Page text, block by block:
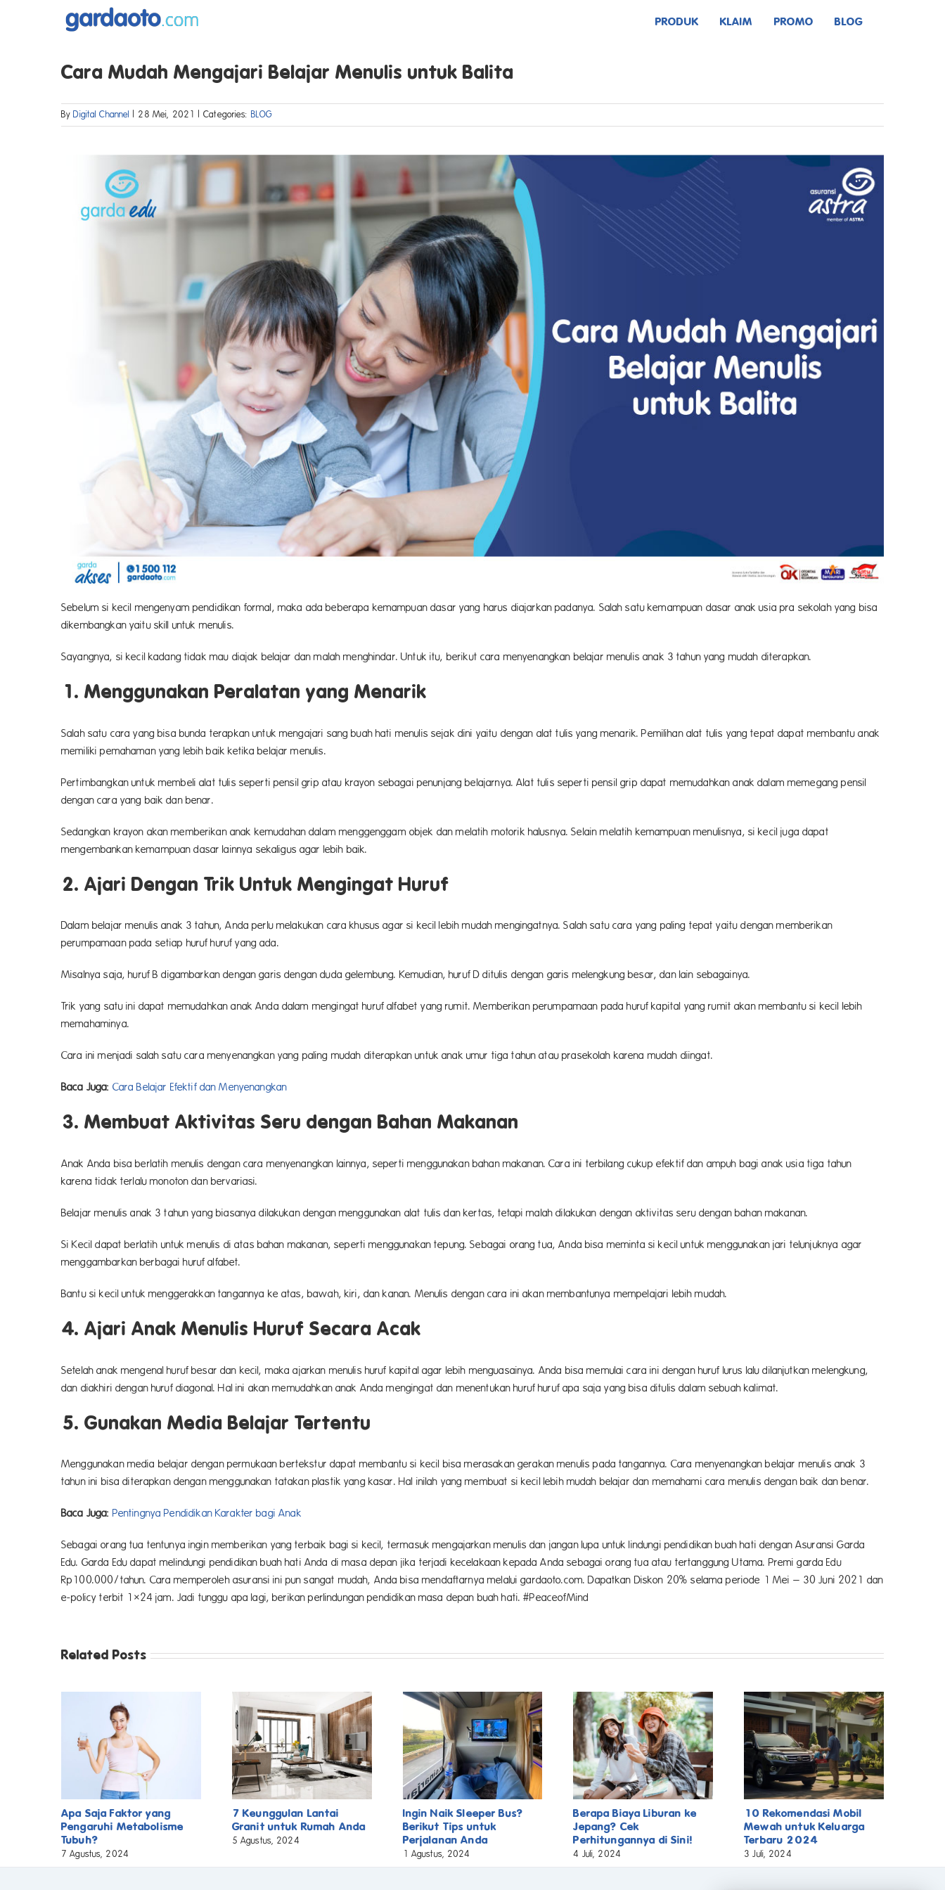
PRODUK KLAIM PROMO BLOG
Cara Mudah Mengajari Belajar Menulis untuk Balita
By Digital Channel | 28 Mei, 2021 | Categories: BLOG
Sebelum si kecil mengenyam pendidikan formal, maka ada beberapa kemampuan dasar yang harus diajarkan padanya. Salah satu kemampuan dasar anak usia pra sekolah yang bisa
dikembangkan yaitu skill untuk menulis.
Sayangnya, si kecil kadang tidak mau diajak belajar dan malah menghindar. Untuk itu, berikut cara menyenangkan belajar menulis anak 3 tahun yang mudah diterapkan.
1. Menggunakan Peralatan yang Menarik
Salah satu cara yang bisa bunda terapkan untuk mengajari sang buah hati menulis sejak dini yaitu dengan alat tulis yang menarik. Pemilihan alat tulis yang tepat dapat membantu anak
memiliki pemahaman yang lebih baik ketika belajar menulis.
Pertimbangkan untuk membeli alat tulis seperti pensil grip atau krayon sebagai penunjang belajarnya. Alat tulis seperti pensil grip dapat memudahkan anak dalam memegang pensil
dengan cara yang baik dan benar.
Sedangkan krayon akan memberikan anak kemudahan dalam menggenggam objek dan melatih motorik halusnya. Selain melatih kemampuan menulisnya, si kecil juga dapat
mengembankan kemampuan dasar lainnya sekaligus agar lebih baik.
2. Ajari Dengan Trik Untuk Mengingat Huruf
Dalam belajar menulis anak 3 tahun, Anda perlu melakukan cara khusus agar si kecil lebih mudah mengingatnya. Salah satu cara yang paling tepat yaitu dengan memberikan
perumpamaan pada setiap huruf huruf yang ada.
Misalnya saja, huruf B digambarkan dengan garis dengan duda gelembung. Kemudian, huruf D ditulis dengan garis melengkung besar, dan lain sebagainya.
Trik yang satu ini dapat memudahkan anak Anda dalam mengingat huruf alfabet yang rumit. Memberikan perumpamaan pada huruf kapital yang rumit akan membantu si kecil lebih
memahaminya.
Cara ini menjadi salah satu cara menyenangkan yang paling mudah diterapkan untuk anak umur tiga tahun atau prasekolah karena mudah diingat.
Baca Juga: Cara Belajar Efektif dan Menyenangkan
3. Membuat Aktivitas Seru dengan Bahan Makanan
Anak Anda bisa berlatih menulis dengan cara menyenangkan lainnya, seperti menggunakan bahan makanan. Cara ini terbilang cukup efektif dan ampuh bagi anak usia tiga tahun
karena tidak terlalu monoton dan bervariasi.
Belajar menulis anak 3 tahun yang biasanya dilakukan dengan menggunakan alat tulis dan kertas, tetapi malah dilakukan dengan aktivitas seru dengan bahan makanan.
Si Kecil dapat berlatih untuk menulis di atas bahan makanan, seperti menggunakan tepung. Sebagai orang tua, Anda bisa meminta si kecil untuk menggunakan jari telunjuknya agar
menggambarkan berbagai huruf alfabet.
Bantu si kecil untuk menggerakkan tangannya ke atas, bawah, kiri, dan kanan. Menulis dengan cara ini akan membantunya mempelajari lebih mudah.
4. Ajari Anak Menulis Huruf Secara Acak
Setelah anak mengenal huruf besar dan kecil, maka ajarkan menulis huruf kapital agar lebih menguasainya. Anda bisa memulai cara ini dengan huruf lurus lalu dilanjutkan melengkung,
dan diakhiri dengan huruf diagonal. Hal ini akan memudahkan anak Anda mengingat dan menentukan huruf huruf apa saja yang bisa ditulis dalam sebuah kalimat.
5. Gunakan Media Belajar Tertentu
Menggunakan media belajar dengan permukaan bertekstur dapat membantu si kecil bisa merasakan gerakan menulis pada tangannya. Cara menyenangkan belajar menulis anak 3
tahun ini bisa diterapkan dengan menggunakan tatakan plastik yang kasar. Hal inilah yang membuat si kecil lebih mudah belajar dan memahami cara menulis dengan baik dan benar.
Baca Juga: Pentingnya Pendidikan Karakter bagi Anak
Sebagai orang tua tentunya ingin memberikan yang terbaik bagi si kecil, termasuk mengajarkan menulis dan jangan lupa untuk lindungi pendidikan buah hati dengan Asuransi Garda
Edu. Garda Edu dapat melindungi pendidikan buah hati Anda di masa depan jika terjadi kecelakaan kepada Anda sebagai orang tua atau tertanggung Utama. Premi garda Edu
Rp100.000/tahun. Cara memperoleh asuransi ini pun sangat mudah, Anda bisa mendaftarnya melalui gardaoto.com. Dapatkan Diskon 20% selama periode 1 Mei – 30 Juni 2021 dan
e-policy terbit 1×24 jam. Jadi tunggu apa lagi, berikan perlindungan pendidikan masa depan buah hati. #PeaceofMind
Related Posts
Apa Saja Faktor yang
Pengaruhi Metabolisme
Tubuh?
7 Agustus, 2024
7 Keunggulan Lantai
Granit untuk Rumah Anda
5 Agustus, 2024
Ingin Naik Sleeper Bus?
Berikut Tips untuk
Perjalanan Anda
1 Agustus, 2024
Berapa Biaya Liburan ke
Jepang? Cek
Perhitungannya di Sini!
4 Juli, 2024
10 Rekomendasi Mobil
Mewah untuk Keluarga
Terbaru 2024
3 Juli, 2024